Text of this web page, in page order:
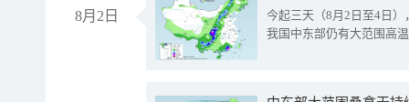
8月2日
今起三天（8月2日至4日
我国中东部仍有大范围高